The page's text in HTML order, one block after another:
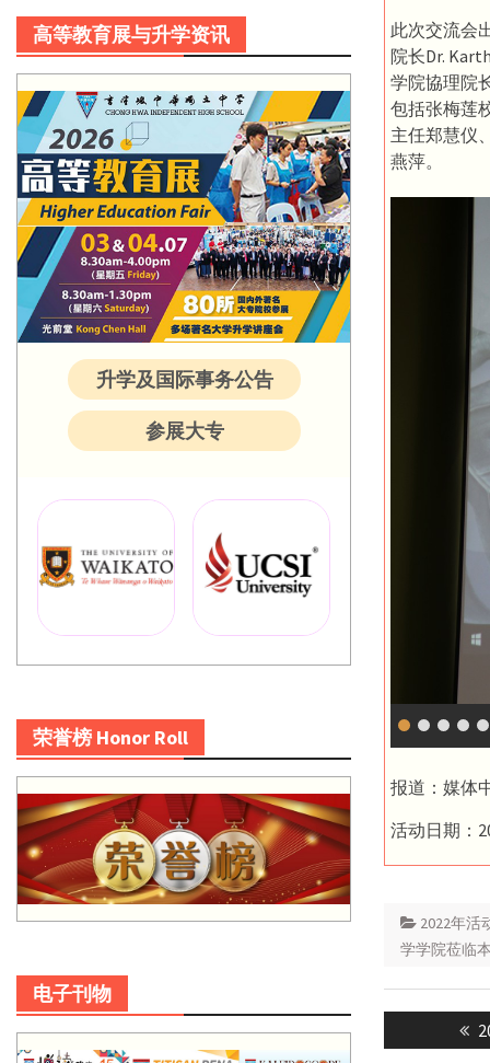
此次交流会
院长Dr.
学院協理院
包括张梅莲
主任郑慧仪
燕萍。
报道：媒体
活动日期：
2022年活
学学院莅临
Post
高等教育展与升学资讯
升学及国际事务公告
参展大专
荣誉榜 Honor Roll
电子刊物